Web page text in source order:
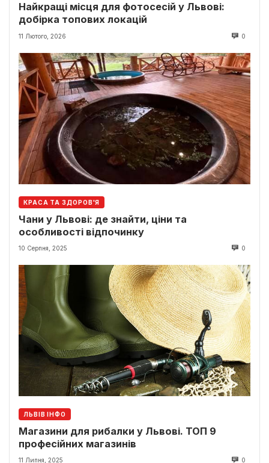
Найкращі місця для фотосесій у Львові:
добірка топових локацій
11 Лютого, 2026 0
КРАСА ТА ЗДОРОВ'Я
Чани у Львові: де знайти, ціни та
особливості відпочинку
10 Серпня, 2025 0
ЛЬВІВ ІНФО
Магазини для рибалки у Львові. ТОП 9
професійних магазинів
11 Липня, 2025 0